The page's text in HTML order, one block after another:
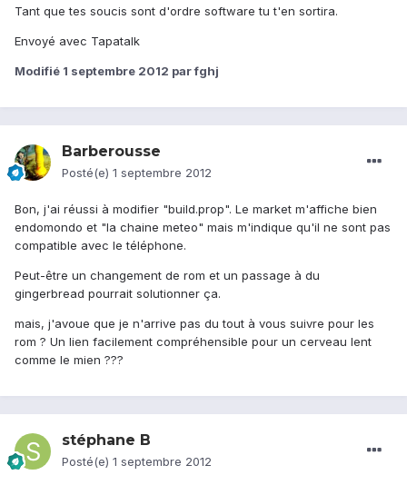
Tant que tes soucis sont d'ordre software tu t'en sortira.
Envoyé avec Tapatalk
Modifié 1 septembre 2012 par fghj
Barberousse
Posté(e) 1 septembre 2012
Bon, j'ai réussi à modifier "build.prop". Le market m'affiche bien
endomondo et "la chaine meteo" mais m'indique qu'il ne sont pas
compatible avec le téléphone.
Peut-être un changement de rom et un passage à du
gingerbread pourrait solutionner ça.
mais, j'avoue que je n'arrive pas du tout à vous suivre pour les
rom ? Un lien facilement compréhensible pour un cerveau lent
comme le mien ???
stéphane B
Posté(e) 1 septembre 2012